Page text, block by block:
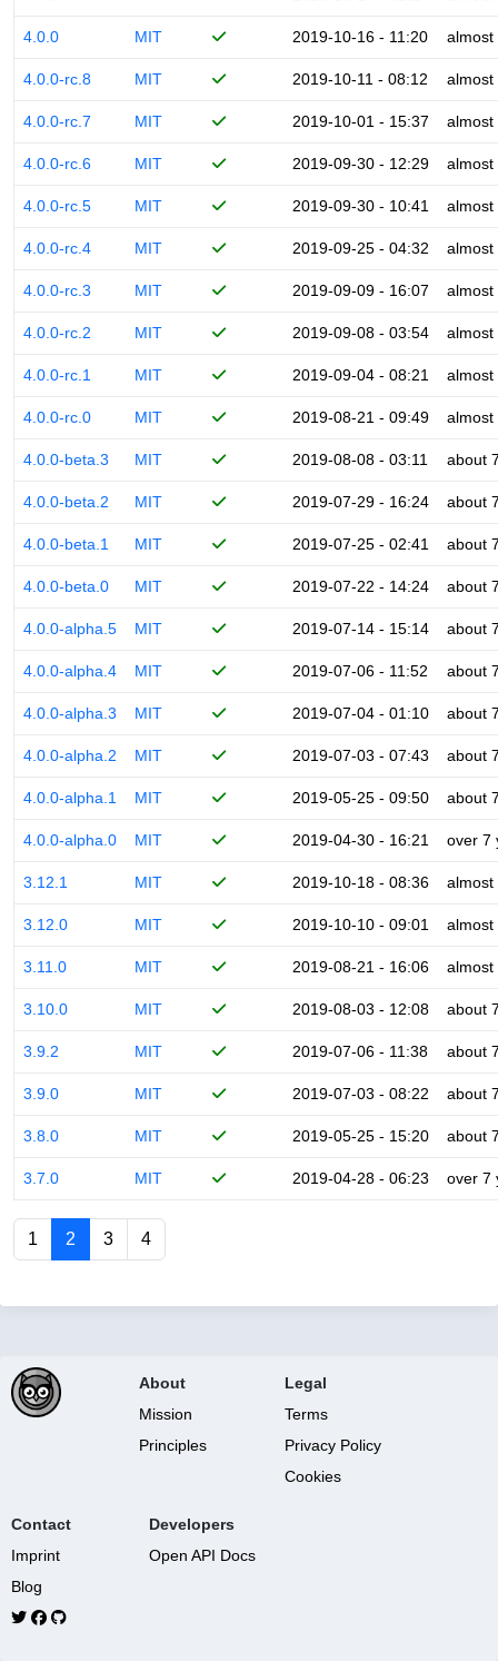
4.0.0 MIT 2019-10-16 - 11:20 almost
4.0.0-rc.8 MIT 2019-10-11 - 08:12 almost
4.0.0-rc.7 MIT 2019-10-01 - 15:37 almost
4.0.0-rc.6 MIT 2019-09-30 - 12:29 almost
4.0.0-rc.5 MIT 2019-09-30 - 10:41 almost
4.0.0-rc.4 MIT 2019-09-25 - 04:32 almost
4.0.0-rc.3 MIT 2019-09-09 - 16:07 almost
4.0.0-rc.2 MIT 2019-09-08 - 03:54 almost
4.0.0-rc.1 MIT 2019-09-04 - 08:21 almost
4.0.0-rc.0 MIT 2019-08-21 - 09:49 almost
4.0.0-beta.3 MIT 2019-08-08 - 03:11 about
4.0.0-beta.2 MIT 2019-07-29 - 16:24 about
4.0.0-beta.1 MIT 2019-07-25 - 02:41 about
4.0.0-beta.0 MIT 2019-07-22 - 14:24 about
4.0.0-alpha.5 MIT 2019-07-14 - 15:14 about
4.0.0-alpha.4 MIT 2019-07-06 - 11:52 about
4.0.0-alpha.3 MIT 2019-07-04 - 01:10 about
4.0.0-alpha.2 MIT 2019-07-03 - 07:43 about
4.0.0-alpha.1 MIT 2019-05-25 - 09:50 about
4.0.0-alpha.0 MIT 2019-04-30 - 16:21 over 7
3.12.1 MIT 2019-10-18 - 08:36 almost
3.12.0 MIT 2019-10-10 - 09:01 almost
3.11.0 MIT 2019-08-21 - 16:06 almost
3.10.0 MIT 2019-08-03 - 12:08 about
3.9.2 MIT 2019-07-06 - 11:38 about
3.9.0 MIT 2019-07-03 - 08:22 about
3.8.0 MIT 2019-05-25 - 15:20 about
3.7.0 MIT 2019-04-28 - 06:23 over 7
1 2 3 4
About
Mission
Principles
Legal
Terms
Privacy Policy
Cookies
Contact
Imprint
Blog
Developers
Open API Docs